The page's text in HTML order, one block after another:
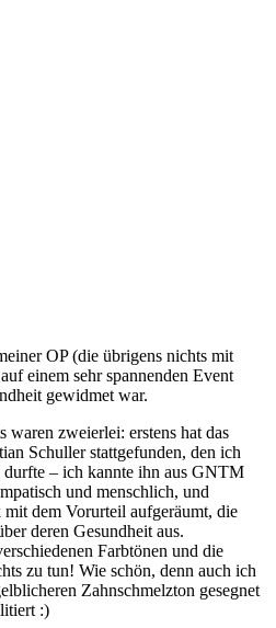
OP (die übrigens nichts mit
einem sehr spannenden Event
gewidmet war.
zweierlei: erstens hat das
Schuller stattgefunden, den ich
durfte – ich kannte ihn aus GNTM
und menschlich, und
dem Vorurteil aufgeräumt, die
deren Gesundheit aus.
Farbtönen und die
zu tun! Wie schön, denn auch ich
Zahnschmelzton gesegnet
:)